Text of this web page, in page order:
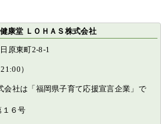
康堂 ＬＯＨＡＳ株式会社
原東町2-8-1
）
会社は「福岡県子育て応援宣言企業」で
６号